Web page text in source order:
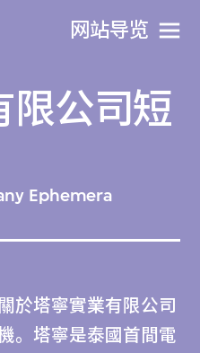
网站导览
限公司短
Ephemera
於塔寧實業有限公司
。塔寧是泰國首間電